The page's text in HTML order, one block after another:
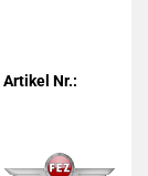
Artikel Nr.: